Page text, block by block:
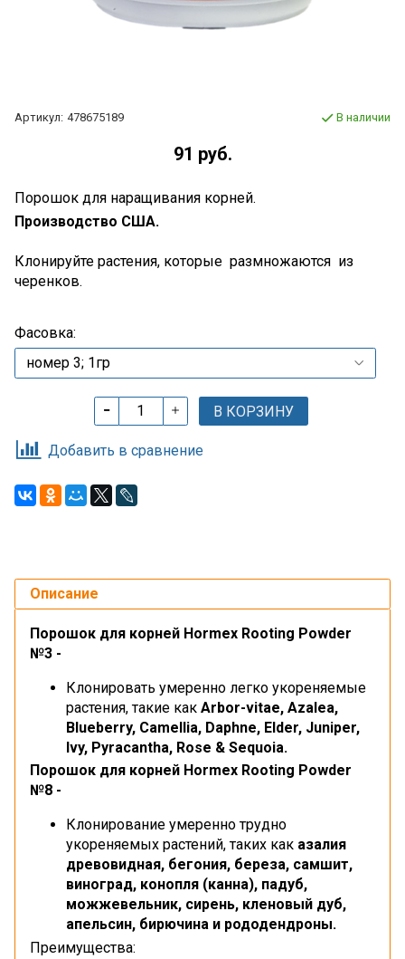
Артикул: 478675189 В наличии
91 руб.
Порошок для наращивания корней.
Производство США.
Клонируйте растения, которые размножаются из
черенков.
Фасовка:
В КОРЗИНУ
Добавить в сравнение
Описание
Порошок для корней Hormex Rooting Powder
№3 -
Клонировать умеренно легко укореняемые
растения, такие как Arbor-vitae, Azalea,
Blueberry, Camellia, Daphne, Elder, Juniper,
Ivy, Pyracantha, Rose & Sequoia.
Порошок для корней Hormex Rooting Powder
№8 -
Клонирование умеренно трудно
укореняемых растений, таких как азалия
древовидная, бегония, береза, самшит,
виноград, конопля (канна), падуб,
можжевельник, сирень, кленовый дуб,
апельсин, бирючина и рододендроны.
Преимущества: